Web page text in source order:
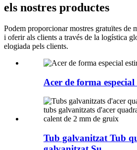
els nostres productes
Podem proporcionar mostres gratuïtes de
i oferir als clients a través de la logística
elogiada pels clients.
Acer de forma
Tub galvanitzat Tub